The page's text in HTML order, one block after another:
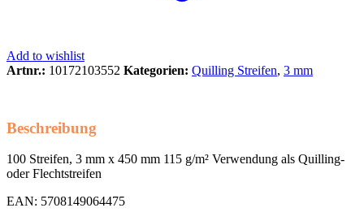
Add to wishlist
Artnr.: 10172103552 Kategorien: Quilling Streifen, 3 mm
Beschreibung
100 Streifen, 3 mm x 450 mm 115 g/m² Verwendung als Quilling-
oder Flechtstreifen
EAN: 5708149064475